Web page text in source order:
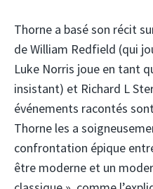
Thorne a basé son récit
de William Redfield (qui
Luke Norris joue en tant
insistant) et Richard L
événements racontés
Thorne les a
confrontation épique
être moderne et un